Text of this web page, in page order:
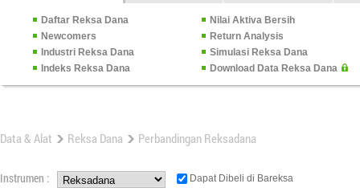
Daftar Reksa Dana
Nilai Aktiva Bersih
Newcomers
Return Analysis
Industri Reksa Dana
Simulasi Reksa Dana
Indeks Reksa Dana
Download Data Reksa Dana
Data & Alat Reksa Dana Perbandingan Reksadana
Instrumen : Dapat Dibeli di Bareksa